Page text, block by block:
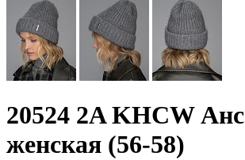
20524 2A KHCW
женская (56-58)